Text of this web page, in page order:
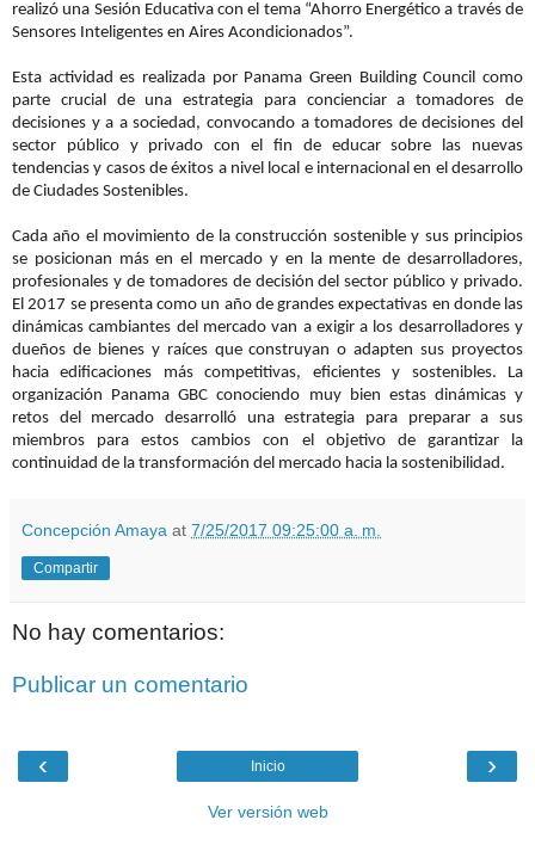
realizó una Sesión Educativa con el tema “Ahorro Energético a través de
Sensores Inteligentes en Aires Acondicionados”.
Esta actividad es realizada por Panama Green Building Council como
parte crucial de una estrategia para concienciar a tomadores de
decisiones y a a sociedad, convocando a tomadores de decisiones del
sector público y privado con el fin de educar sobre las nuevas
tendencias y casos de éxitos a nivel local e internacional en el desarrollo
de Ciudades Sostenibles.
Cada año el movimiento de la construcción sostenible y sus principios
se posicionan más en el mercado y en la mente de desarrolladores,
profesionales y de tomadores de decisión del sector público y privado.
El 2017 se presenta como un año de grandes expectativas en donde las
dinámicas cambiantes del mercado van a exigir a los desarrolladores y
dueños de bienes y raíces que construyan o adapten sus proyectos
hacia edificaciones más competitivas, eficientes y sostenibles. La
organización Panama GBC conociendo muy bien estas dinámicas y
retos del mercado desarrolló una estrategia para preparar a sus
miembros para estos cambios con el objetivo de garantizar la
continuidad de la transformación del mercado hacia la sostenibilidad.
Concepción Amaya at 7/25/2017 09:25:00 a. m.
Compartir
No hay comentarios:
Publicar un comentario
‹ ›
Inicio
Ver versión web